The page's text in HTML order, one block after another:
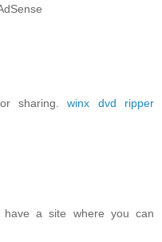
sharing.winx dvd ripper
a site where you can